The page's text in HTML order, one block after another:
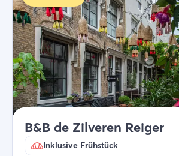
B&B de Zilveren Reiger
Inklusive Frühstück